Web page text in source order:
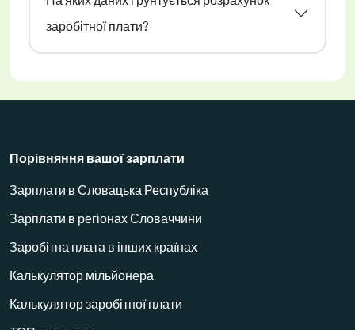
заробітної плати?
Порівняння вашої зарплати
Зарплати в Словацька Республіка
Зарплати в регіонах Словаччини
Заробітна плата в інших країнах
Калькулятор мільйонера
Калькулятор заробітної плати